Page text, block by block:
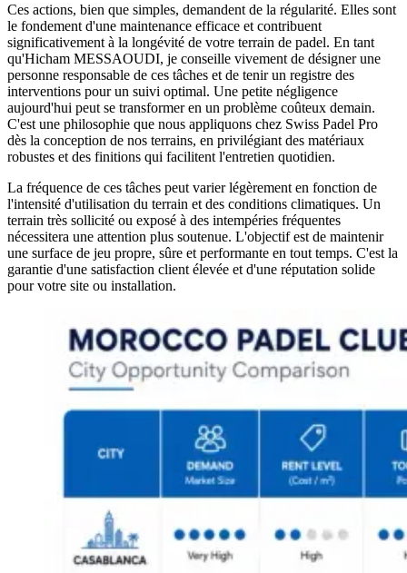
Ces actions, bien que simples, demandent de la régularité. Elles sont
le fondement d'une maintenance efficace et contribuent
significativement à la longévité de votre terrain de padel. En tant
qu'Hicham MESSAOUDI, je conseille vivement de désigner une
personne responsable de ces tâches et de tenir un registre des
interventions pour un suivi optimal. Une petite négligence
aujourd'hui peut se transformer en un problème coûteux demain.
C'est une philosophie que nous appliquons chez Swiss Padel Pro
dès la conception de nos terrains, en privilégiant des matériaux
robustes et des finitions qui facilitent l'entretien quotidien.
La fréquence de ces tâches peut varier légèrement en fonction de
l'intensité d'utilisation du terrain et des conditions climatiques. Un
terrain très sollicité ou exposé à des intempéries fréquentes
nécessitera une attention plus soutenue. L'objectif est de maintenir
une surface de jeu propre, sûre et performante en tout temps. C'est la
garantie d'une satisfaction client élevée et d'une réputation solide
pour votre site ou installation.